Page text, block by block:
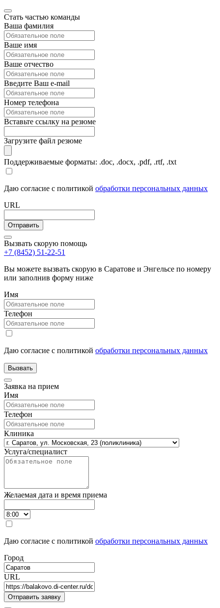
Стать частью команды
Ваша фамилия
Ваше имя
Ваше отчество
Введите Ваш e-mail
Номер телефона
Вставьте ссылку на резюме
Загрузите файл резюме
Поддерживаемые форматы: .doc, .docx, .pdf, .rtf, .txt
Даю согласие с политикой обработки персональных данных
URL
Вызвать скорую помощь
+7 (8452) 51-22-51
Вы можете вызвать скорую в Саратове и Энгельсе по номеру
или заполнив форму ниже
Имя
Телефон
Даю согласие с политикой обработки персональных данных
Заявка на прием
Имя
Телефон
Клиника
Услуга/специалист
Желаемая дата и время приема
Даю согласие с политикой обработки персональных данных
Город
URL